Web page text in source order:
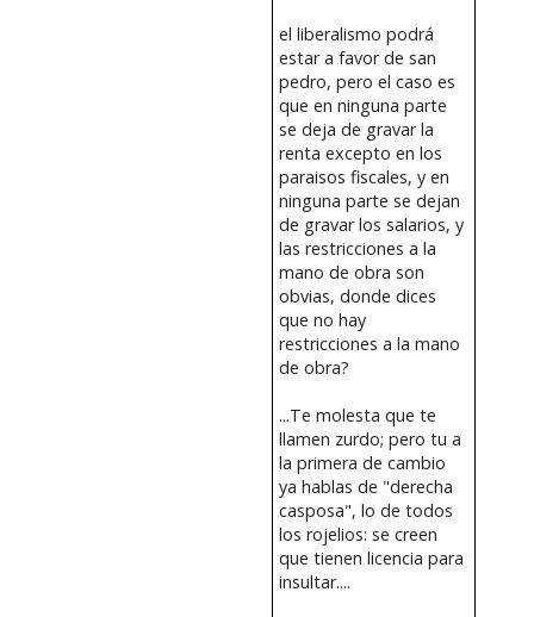
el liberalismo podrá
estar a favor de san
pedro, pero el caso es
que en ninguna parte
se deja de gravar la
renta excepto en los
paraisos fiscales, y en
ninguna parte se dejan
de gravar los salarios, y
las restricciones a la
mano de obra son
obvias, donde dices
que no hay
restricciones a la mano
de obra?
...Te molesta que te
llamen zurdo; pero tu a
la primera de cambio
ya hablas de "derecha
casposa", lo de todos
los rojelios: se creen
que tienen licencia para
insultar....